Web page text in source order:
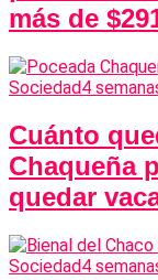
más de
Sociedad4
Cuánto
Chaqueña
quedar
Sociedad4